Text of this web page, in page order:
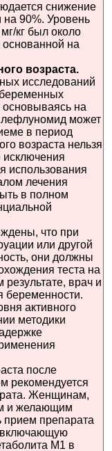
снижение
90%. Уровень
кг был около
основанной на
возраста.
исследований
на
может
в период
возраста нельзя
использования
лечения
в полном
что при
или другой
они должны
теста на
врач и
беременности.
активного
методики
после
рекомендуется
Женщинам,
и желающим
прием препарата
включающую
М1 в